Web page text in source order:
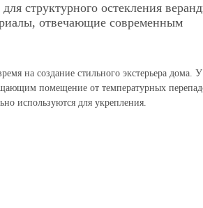
структурного остекления
отвечающие современным
на создание стильного экстерьера дома. У
помещение от температурных
используются для укрепления.